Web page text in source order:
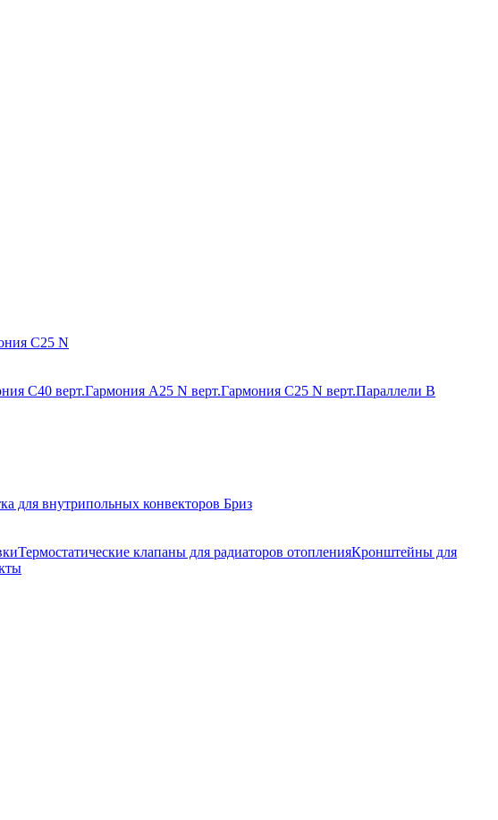
С25 N
С40 верт.Гармония А25 N верт.Гармония С25 N верт.Параллели В
для внутрипольных конвекторов Бриз
Термостатические клапаны для радиаторов отопленияКронштейны для